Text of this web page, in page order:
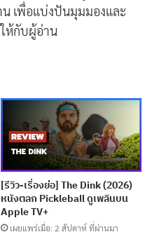
) นักรบหญิงไวกิ้งที่
ถูกสังหารโดยศัตรูผู้ไร้
ม สร้างความตื่นเต้นเร้าใจ
( Louis Ozawa) ที่ต้อง
ารแย่งชิงตำแหน่งซามูไร
วและแฝงไว้ด้วยความ
คำพูดทำให้เรื่องราวมี
น เพื่อแบ่งปันมุมมองและ
ห้กับผู้อ่าน
[รีวิว-เรื่องย่อ] The Dink (2026)
หนังตลก Pickleball ดูเพลินบน
Apple TV+
เผยแพร่เมื่อ: 2 สัปดาห์ ที่ผ่านมา